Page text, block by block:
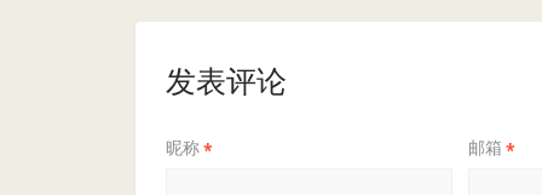
发表评论
昵称* 邮箱 *